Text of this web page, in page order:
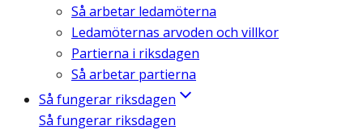
Så arbetar ledamöterna
Ledamöternas arvoden och villkor
Partierna i riksdagen
Så arbetar partierna
Så fungerar riksdagen
Så fungerar riksdagen